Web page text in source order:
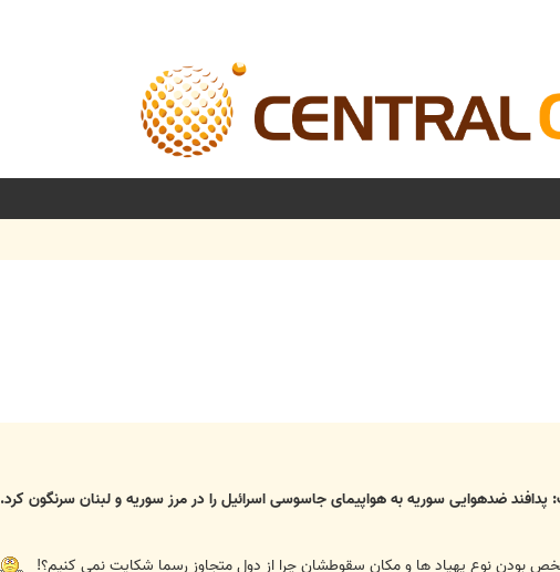
ضدهوایی سوریه به هواپیمای جاسوسی اسرائیل را در مرز سوریه و لبنان سرنگون کرد.
بودن نوع پهپاد ها و مکان سقوطشان چرا از دول متجاوز رسما شکایت نمی کنیم؟!